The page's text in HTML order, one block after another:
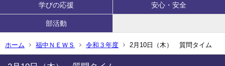
学びの応援 安心・安全
部活動
ホーム 福中ＮＥＷＳ 令和３年度 2月10日（木） 質問タイム